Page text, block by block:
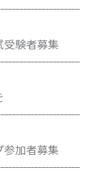
験者募集
参加者募集